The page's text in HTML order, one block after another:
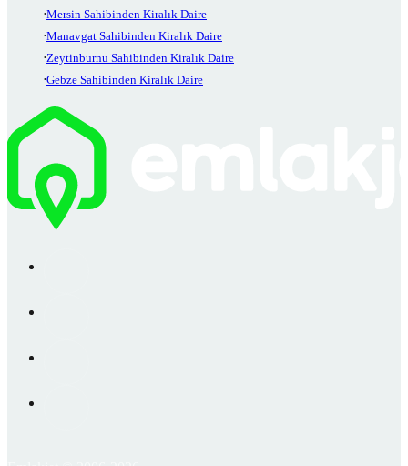
Mersin Sahibinden Kiralık Daire
Manavgat Sahibinden Kiralık Daire
Zeytinburnu Sahibinden Kiralık Daire
Gebze Sahibinden Kiralık Daire